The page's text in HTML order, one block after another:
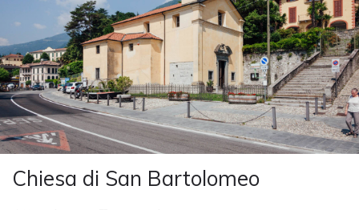
Chiesa di San Bartolomeo